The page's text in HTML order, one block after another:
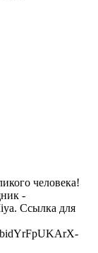
человека!
-
Ссылка для